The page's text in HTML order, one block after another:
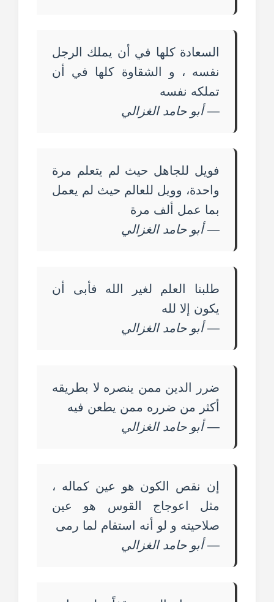
السعادة كلها في أن يملك الرجل
نفسه ، و الشقاوة كلها في أن
تملكه نفسه
—أبو حامد الغزالي
فويل للجاهل حيث لم يتعلم مرة
واحدة، وويل للعالم حيث لم يعمل
بما عمل ألف مرة
—أبو حامد الغزالي
طلبنا العلم لغير الله فأبى أن
يكون إلا لله
—أبو حامد الغزالي
ضرر الدين ممن ينصره لا بطريقه
أكثر من ضرره ممن يطعن فيه
—أبو حامد الغزالي
إن نقص الكون هو عين كماله ،
مثل اعوجاج القوس هو عين
صلاحيته و لو أنه استقام لما رمى
—أبو حامد الغزالي